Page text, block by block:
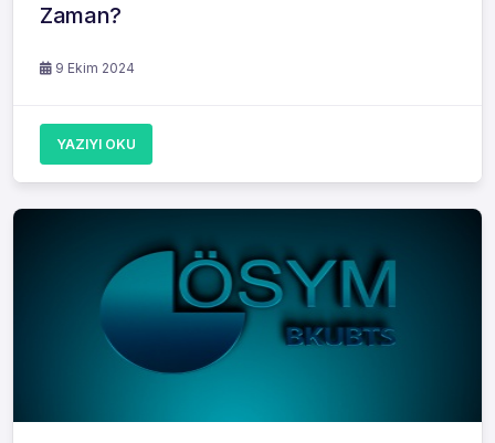
Zaman?
9 Ekim 2024
YAZIYI OKU